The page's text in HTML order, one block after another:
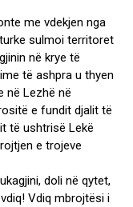
me vdekjen nga
sulmoi territoret
në krye të
të ashpra u thyen
në Lezhë në
e fundit djalit të
të ushtrisë Lekë
e trojeve
doli në qytet,
Vdiq mbrojtësi i